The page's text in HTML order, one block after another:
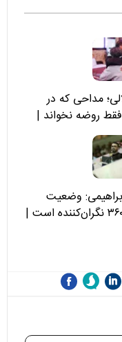
مداحی که در
روضه نخواند |
«تکیه‌گاه آقا مرتضی
جدی‌تر ببینند
وضعیت
فوتبال ۳۶۰ نگران‌کننده است |